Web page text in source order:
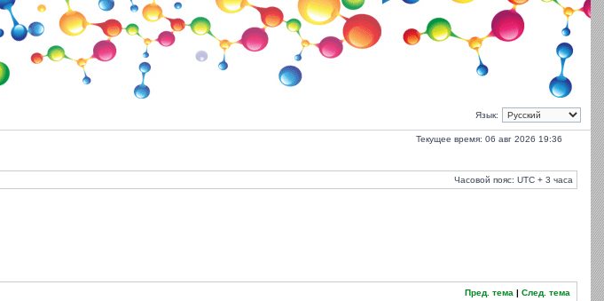
Язык:
Текущее время: 06 авг 2026 19:36
Часовой пояс: UTC + 3 часа
Пред. тема | След. тема